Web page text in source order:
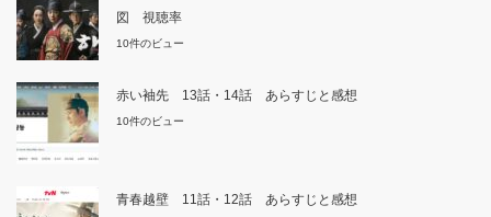
図 視聴率
10件のビュー
赤い袖先 13話・14話 あらすじと感想
10件のビュー
青春越壁 11話・12話 あらすじと感想